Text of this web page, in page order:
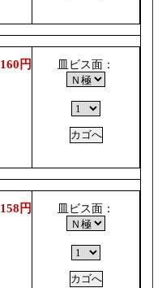
160円 皿ビス面：
158円 皿ビス面：